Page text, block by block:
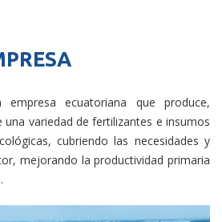
empresa ecuatoriana que produce,
una variedad de fertilizantes e insumos
cubriendo las necesidades y
mejorando la productividad primaria